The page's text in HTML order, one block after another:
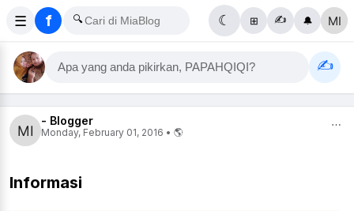
☰ f 🔍 ☾ ⊞ ✍️ 🔔
Apa yang anda pikirkan, PAPAHQIQI? ✍️
- Blogger
Monday, February 01, 2016 • 🌎
⋯
Informasi